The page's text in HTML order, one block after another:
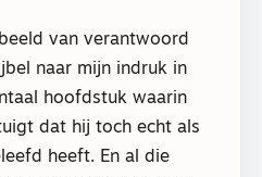
van verantwoord
naar mijn indruk in
hoofdstuk waarin
dat hij toch echt als
heeft. En al die